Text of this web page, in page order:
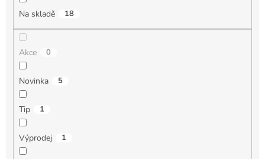
Na skladě 18
Akce 0
Novinka 5
Tip 1
Výprodej 1